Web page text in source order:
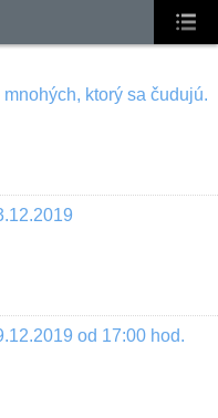
ktorý sa čudujú.
od 17:00 hod.